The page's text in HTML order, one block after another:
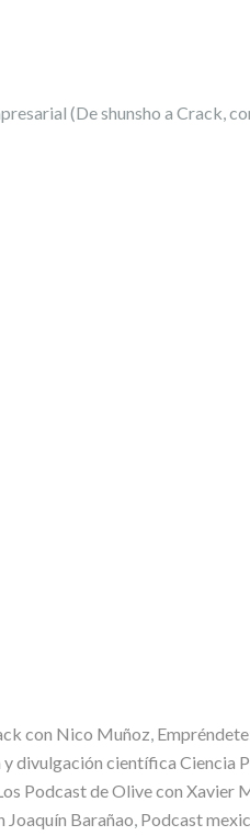
(De shunsho a Crack,
con Nico Muñoz,
divulgación científica Ciencia
Podcast de Olive con Xavier
Barañao, Podcast